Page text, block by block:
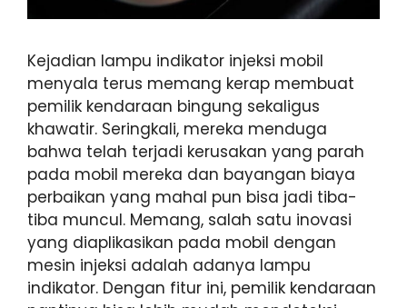
Kejadian lampu indikator injeksi mobil
menyala terus memang kerap membuat
pemilik kendaraan bingung sekaligus
khawatir. Seringkali, mereka menduga
bahwa telah terjadi kerusakan yang parah
pada mobil mereka dan bayangan biaya
perbaikan yang mahal pun bisa jadi tiba-
tiba muncul. Memang, salah satu inovasi
yang diaplikasikan pada mobil dengan
mesin injeksi adalah adanya lampu
indikator. Dengan fitur ini, pemilik kendaraan